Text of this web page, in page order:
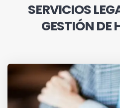
SERVICIOS
GESTIÓN DE